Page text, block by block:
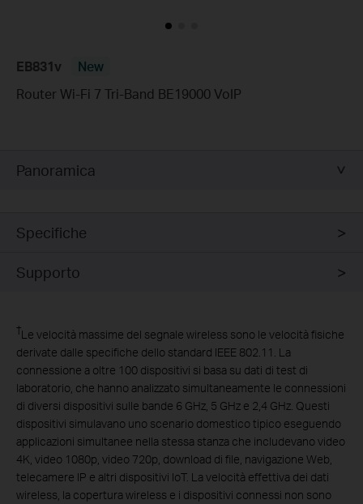
EB831v
New
Router Wi-Fi 7 Tri-Band BE19000 VoIP
Panoramica
Specifiche
Supporto
†Le velocità massime del segnale wireless sono le velocità fisiche
derivate dalle specifiche dello standard IEEE 802.11. La
connessione a oltre 100 dispositivi si basa su dati di test di
laboratorio, che hanno analizzato simultaneamente le connessioni
di diversi dispositivi sulle bande 6 GHz, 5 GHz e 2,4 GHz. Questi
dispositivi simulavano uno scenario domestico tipico eseguendo
applicazioni simultanee nella stessa stanza che includevano video
4K, video 1080p, video 720p, download di file, navigazione Web,
telecamere IP e altri dispositivi IoT. La velocità effettiva dei dati
wireless, la copertura wireless e i dispositivi connessi non sono